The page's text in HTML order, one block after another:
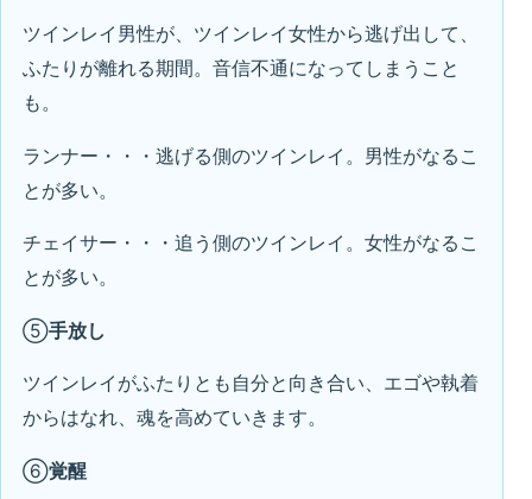
ツインレイ男性が、ツインレイ女性から逃げ出して、
ふたりが離れる期間。音信不通になってしまうこと
も。
ランナー・・・逃げる側のツインレイ。男性がなるこ
とが多い。
チェイサー・・・追う側のツインレイ。女性がなるこ
とが多い。
⑤手放し
ツインレイがふたりとも自分と向き合い、エゴや執着
からはなれ、魂を高めていきます。
⑥覚醒